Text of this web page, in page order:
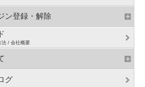
ン登録・解除
法 / 会社概要
グ